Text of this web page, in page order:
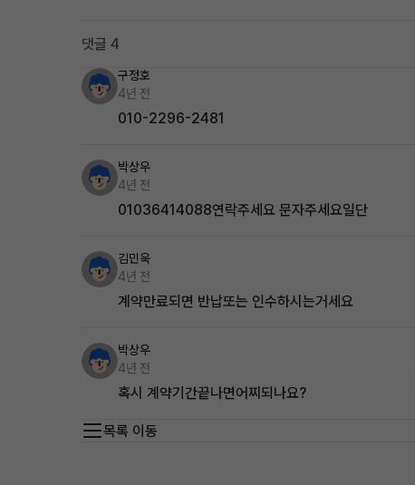
댓글 4
구정호
4년 전
010-2296-2481
박상우
4년 전
01036414088연락주세요 문자주세요일단
김민욱
4년 전
계약만료되면 반납또는 인수하시는거세요
박상우
4년 전
혹시 계약기간끝나면어찌되나요?
목록 이동